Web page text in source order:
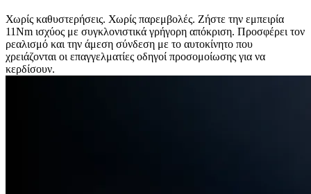
Χωρίς καθυστερήσεις. Χωρίς παρεμβολές. Ζήστε την εμπειρία
11Nm ισχύος με συγκλονιστικά γρήγορη απόκριση. Προσφέρει τον
ρεαλισμό και την άμεση σύνδεση με το αυτοκίνητο που
χρειάζονται οι επαγγελματίες οδηγοί προσομοίωσης για να
κερδίσουν.